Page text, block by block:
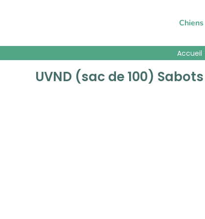
Chiens
Accueil
UVND (sac de 100)